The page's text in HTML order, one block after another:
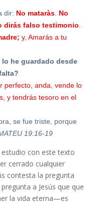
dir: No mataràs. No
dirás falso testimonio
y, Amarás a tu
lo he guardado desde
perfecto, anda, vende lo
y tendrás tesoro en el
se fue triste, porque
19:16-19
con este texto
cerrado cualquier
contesta la pregunta
a Jesús que que
la vida eterna—es